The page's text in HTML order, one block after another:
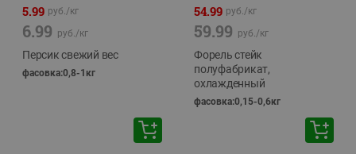
5.99 руб./кг
6.99 руб./кг
Персик свежий вес
фасовка:0,8-1кг
54.99 руб./кг
59.99 руб./кг
Форель стейк
полуфабрикат,
охлажденный
фасовка:0,15-0,6кг